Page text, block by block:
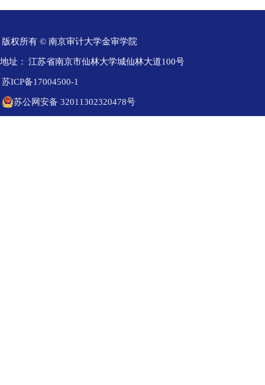
版权所有 © 南京审计大学金审学院
地址： 江苏省南京市仙林大学城仙林大道100号
苏ICP备17004500-1
苏公网安备 32011302320478号